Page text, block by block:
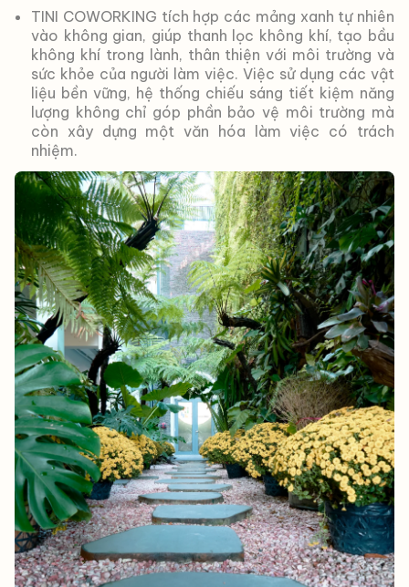
TINI COWORKING tích hợp các mảng xanh tự nhiên
vào không gian, giúp thanh lọc không khí, tạo bầu
không khí trong lành, thân thiện với môi trường và
sức khỏe của người làm việc. Việc sử dụng các vật
liệu bền vững, hệ thống chiếu sáng tiết kiệm năng
lượng không chỉ góp phần bảo vệ môi trường mà
còn xây dựng một văn hóa làm việc có trách
nhiệm.